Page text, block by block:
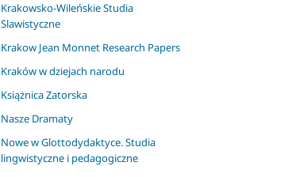
Krakowsko-Wileńskie Studia
Slawistyczne
Krakow Jean Monnet Research Papers
Kraków w dziejach narodu
Książnica Zatorska
Nasze Dramaty
Nowe w Glottodydaktyce. Studia
lingwistyczne i pedagogiczne